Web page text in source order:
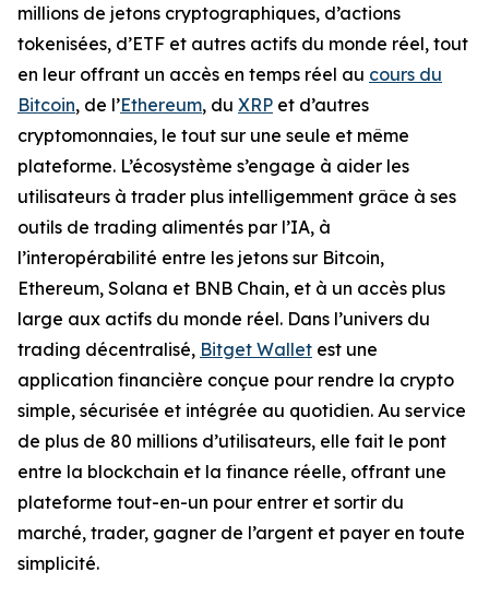
millions de jetons cryptographiques, d’actions
tokenisées, d’ETF et autres actifs du monde réel, tout
en leur offrant un accès en temps réel au cours du
Bitcoin, de l’Ethereum, du XRP et d’autres
cryptomonnaies, le tout sur une seule et même
plateforme. L’écosystème s’engage à aider les
utilisateurs à trader plus intelligemment grâce à ses
outils de trading alimentés par l’IA, à
l’interopérabilité entre les jetons sur Bitcoin,
Ethereum, Solana et BNB Chain, et à un accès plus
large aux actifs du monde réel. Dans l’univers du
trading décentralisé, Bitget Wallet est une
application financière conçue pour rendre la crypto
simple, sécurisée et intégrée au quotidien. Au service
de plus de 80 millions d’utilisateurs, elle fait le pont
entre la blockchain et la finance réelle, offrant une
plateforme tout-en-un pour entrer et sortir du
marché, trader, gagner de l’argent et payer en toute
simplicité.